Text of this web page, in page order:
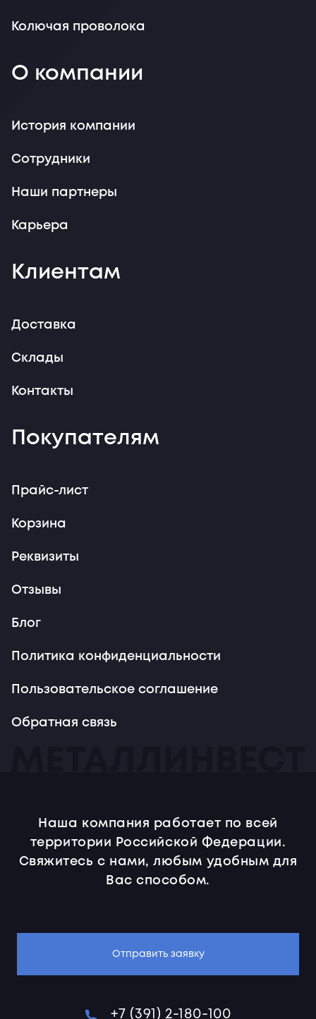
Колючая проволока
О компании
История компании
Сотрудники
Наши партнеры
Карьера
Клиентам
Доставка
Склады
Контакты
Покупателям
Прайс-лист
Корзина
Реквизиты
Отзывы
Блог
Политика конфиденциальности
Пользовательское соглашение
Обратная связь
Наша компания работает по всей
территории Российской Федерации.
Свяжитесь с нами, любым удобным для
Вас способом.
Отправить заявку
+7 (391) 2-180-100